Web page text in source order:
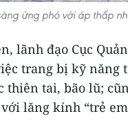
ứng phó với áp thấp
lãnh đạo Cục
trang bị kỹ năng
thiên tai, bão lũ;
lăng kính “trẻ